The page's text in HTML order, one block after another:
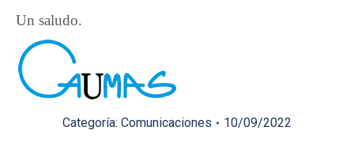
Un saludo.
Categoría: Comunicaciones 10/09/2022